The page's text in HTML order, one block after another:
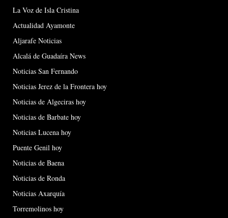
La Voz de Isla Cristina
Actualidad Ayamonte
Aljarafe Noticias
Alcalá de Guadaíra News
Noticias San Fernando
Noticias Jerez de la Frontera hoy
Noticias de Algeciras hoy
Noticias de Barbate hoy
Noticias Lucena hoy
Puente Genil hoy
Noticias de Baena
Noticias de Ronda
Noticias Axarquía
Torremolinos hoy